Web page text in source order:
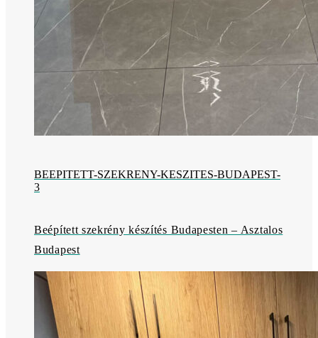
BEEPITETT-SZEKRENY-KESZITES-BUDAPEST-
3
Beépített szekrény készítés Budapesten – Asztalos
Budapest